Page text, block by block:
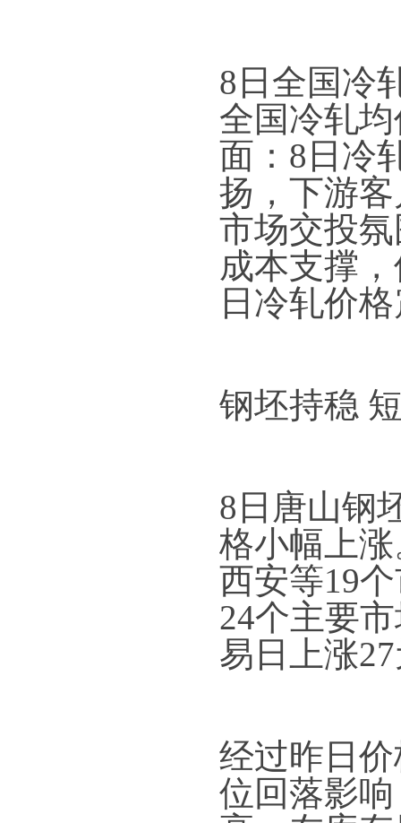
8日全国冷
全国冷轧
面：8日冷
扬，下游
市场交投
成本支撑
日冷轧价
钢坯持稳
8日唐山钢
格小幅上
西安等19
24个主要
易日上涨
经过昨日
位回落影